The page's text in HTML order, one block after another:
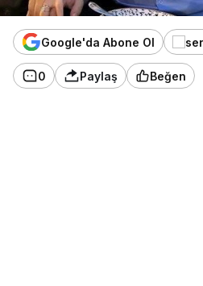
Google'da Abone Ol
0 Paylaş Beğen